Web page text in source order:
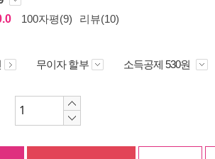
100자평(9) 리뷰(10)
무이자 할부 소득공제 530원